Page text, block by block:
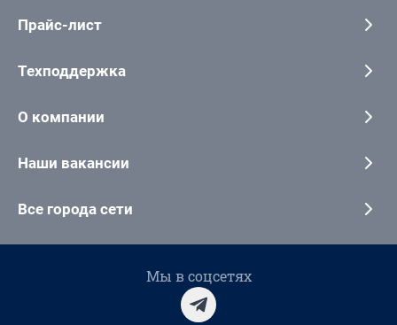
Прайс-лист
Техподдержка
О компании
Наши вакансии
Все города сети
Мы в соцсетях